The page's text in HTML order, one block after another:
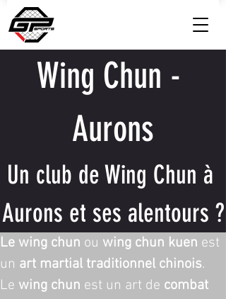
Wing Chun -
Aurons
Un club de Wing Chun à
Aurons et ses alentours ?
Le wing chun ou wing chun kuen est
un art martial traditionnel chinois.
Le wing chun est un art de combat